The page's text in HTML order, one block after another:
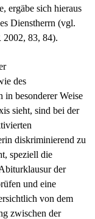
ergäbe sich hieraus
Dienstherrn (vgl.
83, 84).
des
in besonderer Weise
sieht, sind bei der
diskriminierend zu
speziell die
der
und eine
von dem
zwischen der